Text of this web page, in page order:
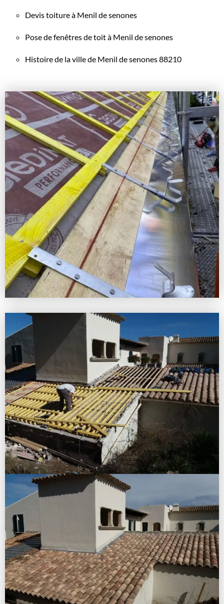
Devis toiture à Menil de senones
Pose de fenêtres de toit à Menil de senones
Histoire de la ville de Menil de senones 88210